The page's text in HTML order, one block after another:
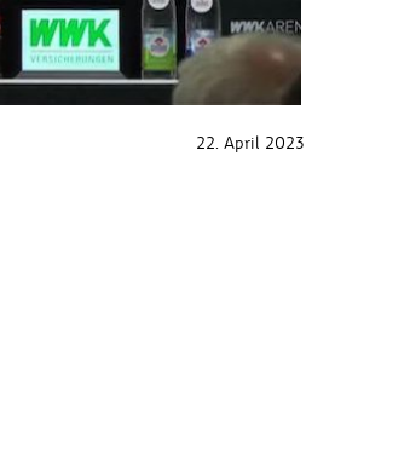
22. April 2023